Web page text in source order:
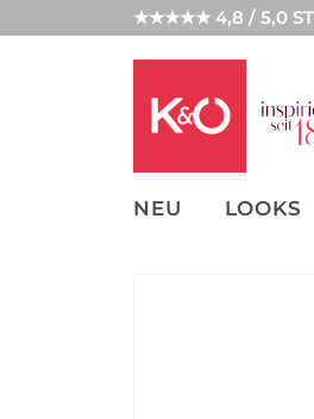
★★★★★ 4,8 / 5,0
NEU LOOKS
NEW IN
WEDDING